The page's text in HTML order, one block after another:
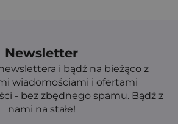
Newsletter
i bądź na bieżąco z
wiadomościami i ofertami
- bez zbędnego spamu. Bądź z
nami na stałe!